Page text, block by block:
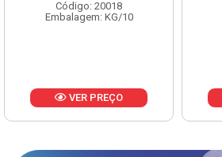
Código: 20019
Embalagem: KG/10
VER PREÇO